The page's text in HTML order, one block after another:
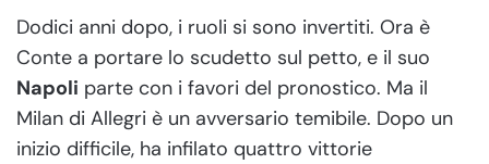
Dodici anni dopo, i ruoli si sono invertiti. Ora è
Conte a portare lo scudetto sul petto, e il suo
Napoli parte con i favori del pronostico. Ma il
Milan di Allegri è un avversario temibile. Dopo un
inizio difficile, ha infilato quattro vittorie